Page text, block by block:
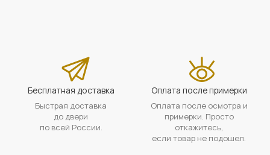
Бесплатная доставка
Быстрая доставка
до двери
по всей России.
Оплата после примерки
Оплата после осмотра и
примерки. Просто
откажитесь,
если товар не подошел.